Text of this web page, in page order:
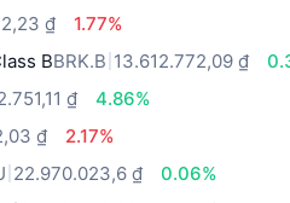
₫
1.77%
BBRK.B 13.612.772,09 ₫
₫
4.86%
₫
2.17%
22.970.023,6 ₫
0.06%